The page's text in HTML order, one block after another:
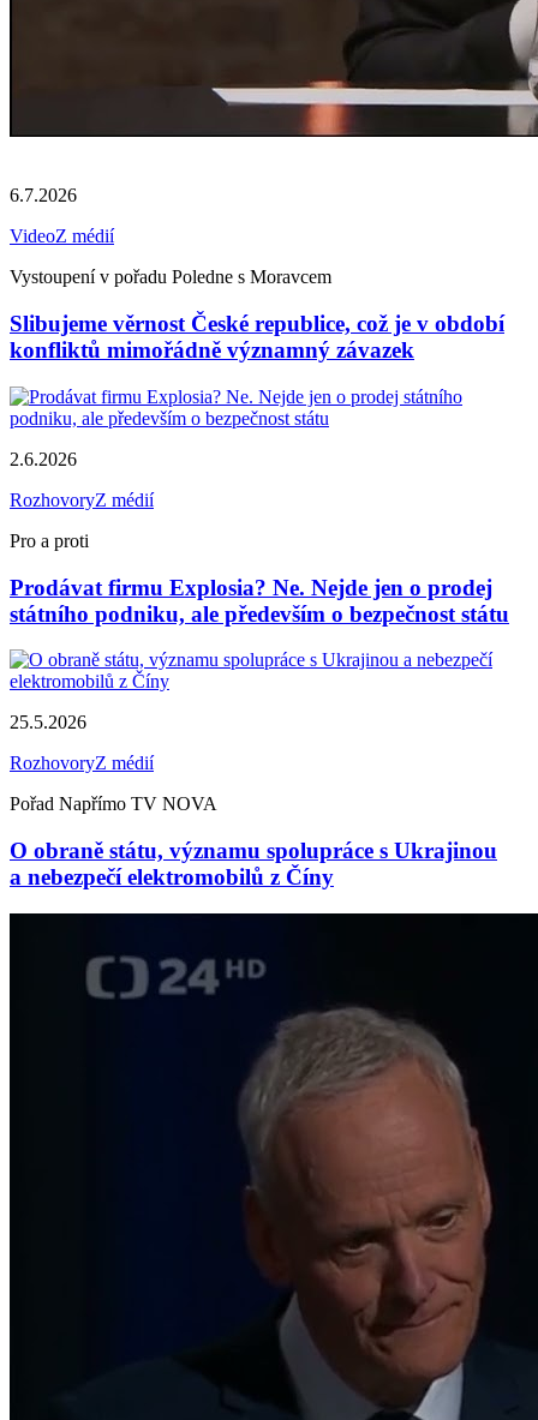
6.7.2026
VideoZ médií
Vystoupení v pořadu Poledne s Moravcem
Slibujeme věrnost České republice, což je v období
konfliktů mimořádně významný závazek
2.6.2026
RozhovoryZ médií
Pro a proti
Prodávat firmu Explosia? Ne. Nejde jen o prodej
státního podniku, ale především o bezpečnost státu
25.5.2026
RozhovoryZ médií
Pořad Napřímo TV NOVA
O obraně státu, významu spolupráce s Ukrajinou
a nebezpečí elektromobilů z Číny